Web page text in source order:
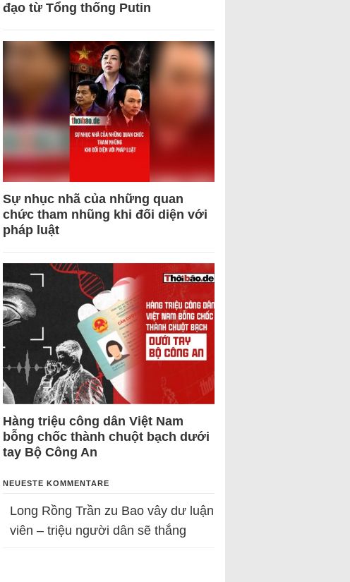
đạo từ Tổng thống Putin
Sự nhục nhã của những quan
chức tham nhũng khi đối diện với
pháp luật
Hàng triệu công dân Việt Nam
bỗng chốc thành chuột bạch dưới
tay Bộ Công An
NEUESTE KOMMENTARE
Long Rồng Trần zu Bao vây dư luận
viên – triệu người dân sẽ thắng